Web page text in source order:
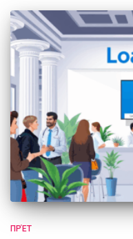
ΠΡΈΤ